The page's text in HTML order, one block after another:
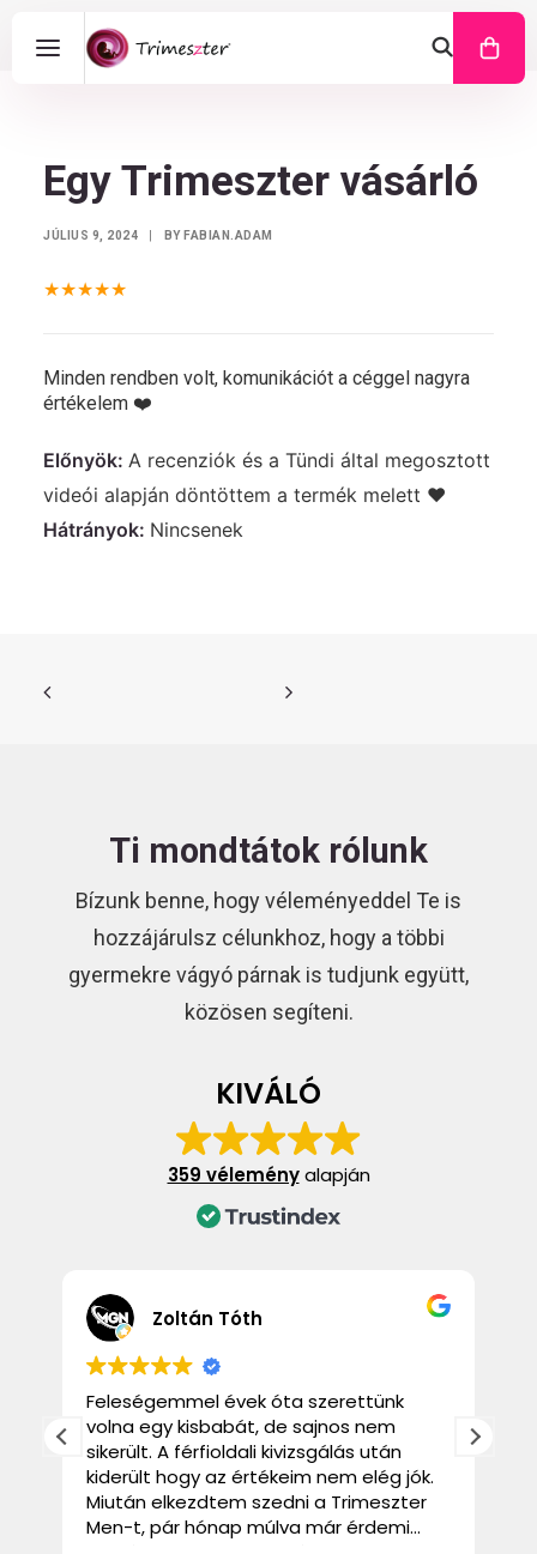
Egy Trimeszter vásárló
JÚLIUS 9, 2024 BY FABIAN.ADAM
★★★★★
Minden rendben volt, komunikációt a céggel nagyra
értékelem ❤️
Előnyök: A recenziók és a Tündi által megosztott
videói alapján döntöttem a termék melett ❤️
Hátrányok: Nincsenek
Ti mondtátok rólunk
Bízunk benne, hogy véleményeddel Te is
hozzájárulsz célunkhoz, hogy a többi
gyermekre vágyó párnak is tudjunk együtt,
közösen segíteni.
KIVÁLÓ
359 véleményalapján
Zoltán Tóth
Feleségemmel évek óta szerettünk
volna egy kisbabát, de sajnos nem
sikerült. A férfioldali kivizsgálás után
kiderült hogy az értékeim nem elég jók.
Miután elkezdtem szedni a Trimeszter
Men-t, pár hónap múlva már érdemi